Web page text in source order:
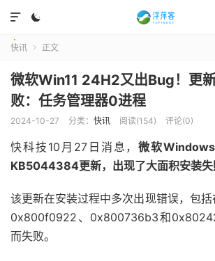


快讯  正文
微软Win11 24H2又出Bug！更
败：任务管理器0进程
2024-10-27 分类： 快讯 阅读(154) 评论(0)
快科技10月27日消息，微软
KB5044384更新，出现了大面积安装失
该更新在安装过程中多次出现错误，包
0x800f0922、0x800736b3和
而失败。